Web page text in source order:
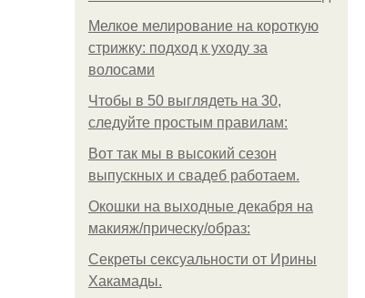
Мелкое мелирование на короткую
стрижку: подход к уходу за
волосами
Чтобы в 50 выглядеть на 30,
следуйте простым правилам:
Вот так мы в высокий сезон
выпускных и свадеб работаем.
Окошки на выходные декабря на
макияж/прическу/образ:
Секреты сексуальности от Ирины
Хакамады.